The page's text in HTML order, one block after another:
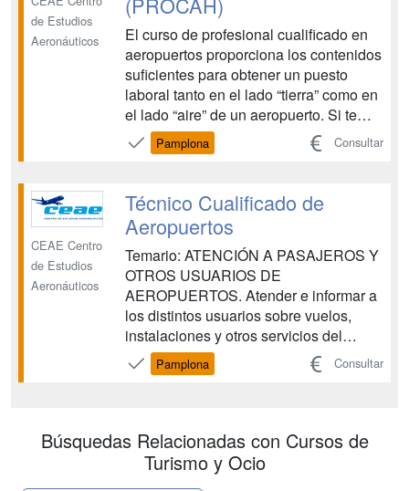
de Estudios
Aeronáuticos
El curso de profesional cualificado en
aeropuertos proporciona los contenidos
suficientes para obtener un puesto
laboral tanto en el lado “tierra” como en
el lado “aire” de un aeropuerto. Si te
gusta esta profesión no será difícil
conseguir tu implicación lo que
para ambas partes. Para ello te
preparamos para ...
Pamplona Consultar
CEAE Centro
de Estudios
Aeronáuticos
Técnico Cualificado de
Aeropuertos
Temario: ATENCIÓN A PASAJEROS Y
OTROS USUARIOS DE
AEROPUERTOS. Atender e informar a
los distintos usuarios sobre vuelos,
instalaciones y otros servicios del
aeropuerto, siguiendo los
procedimientos establecidos, aplicando
con la eficacia y calidad requeridas.
OPERACIONES DE G...
Pamplona Consultar
Búsquedas Relacionadas con Cursos de
Turismo y Ocio